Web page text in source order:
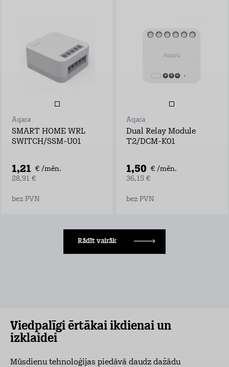
Aqara
SMART HOME WRL
SWITCH/SSM-U01
1,21 € /mēn.
28,91 €
bez PVN
Aqara
Dual Relay Module
T2/DCM-K01
1,50 € /mēn.
36,15 €
bez PVN
Rādīt vairāk
Viedpalīgi ērtākai ikdienai un
izklaidei
Mūsdienu tehnoloģijas piedāvā daudz dažādu